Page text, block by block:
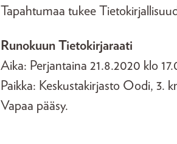
Tapahtumaa tukee
Runokuun Tietokirjaraati
Aika: Perjantaina 21.8.2020 klo
Paikka: Keskustakirjasto Oodi, 3.
Vapaa pääsy.